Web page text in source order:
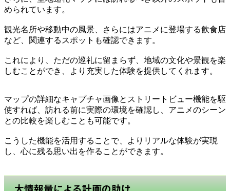
められています。
観光名所や移動中の風景、さらにはアニメに登場する飲食店
など、関連するスポットも確認できます。
これにより、ただの巡礼に留まらず、地域の文化や景観を楽
しむことができ、より充実した体験を提供してくれます。
マップの詳細なキャプチャ画像とストリートビュー機能を駆
使すれば、訪れる前に実際の環境を確認し、アニメのシーン
との比較を楽しむことも可能です。
こうした機能を活用することで、よりリアルな体験が実現
し、心に残る思い出を作ることができます。